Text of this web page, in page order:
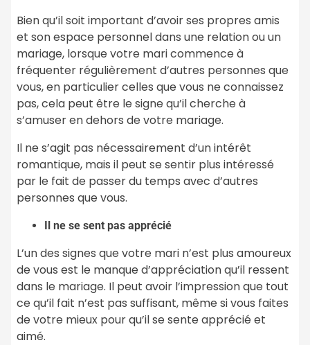
Bien qu’il soit important d’avoir ses propres amis
et son espace personnel dans une relation ou un
mariage, lorsque votre mari commence à
fréquenter régulièrement d’autres personnes que
vous, en particulier celles que vous ne connaissez
pas, cela peut être le signe qu’il cherche à
s’amuser en dehors de votre mariage.
Il ne s’agit pas nécessairement d’un intérêt
romantique, mais il peut se sentir plus intéressé
par le fait de passer du temps avec d’autres
personnes que vous.
Il ne se sent pas apprécié
L’un des signes que votre mari n’est plus amoureux
de vous est le manque d’appréciation qu’il ressent
dans le mariage. Il peut avoir l’impression que tout
ce qu’il fait n’est pas suffisant, même si vous faites
de votre mieux pour qu’il se sente apprécié et
aimé.